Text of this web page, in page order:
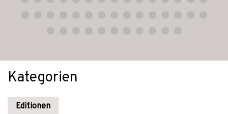
Kategorien
Editionen